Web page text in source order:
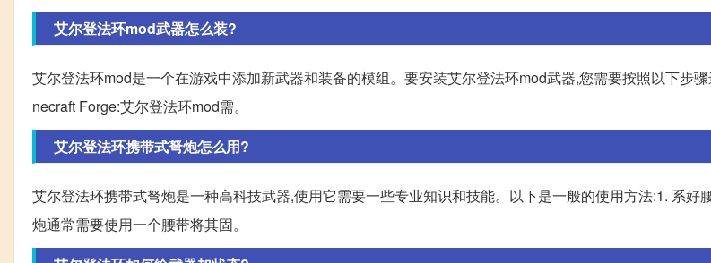
艾尔登法环mod武器怎么装?
艾尔登法环mod是一个在游戏中添加新武器和装备的模组。要安装艾尔登法环mod武器,您需要按照以下步
necraft Forge:艾尔登法环mod需。
艾尔登法环携带式弩炮怎么用?
艾尔登法环携带式弩炮是一种高科技武器,使用它需要一些专业知识和技能。以下是一般的使用方法:1. 系好
炮通常需要使用一个腰带将其固。